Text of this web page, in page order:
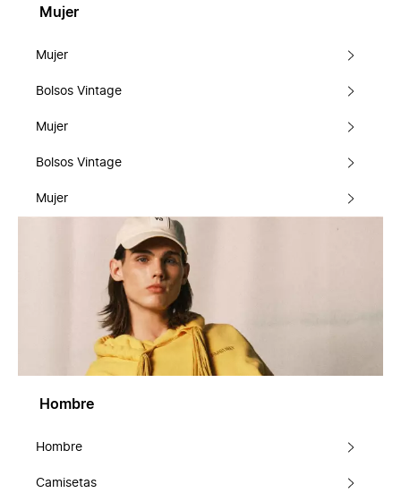
Mujer
Mujer
Bolsos Vintage
Mujer
Bolsos Vintage
Mujer
Hombre
Hombre
Camisetas